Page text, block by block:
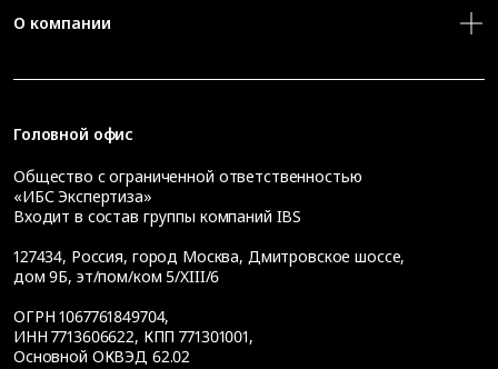
О компании
Головной офис
Общество с ограниченной ответственностью
«ИБС Экспертиза»
Входит в состав группы компаний IBS
127434, Россия, город Москва, Дмитровское шоссе,
дом 9Б, эт/пом/ком 5/XIII/6
ОГРН 1067761849704,
ИНН 7713606622, КПП 771301001,
Основной ОКВЭД 62.02